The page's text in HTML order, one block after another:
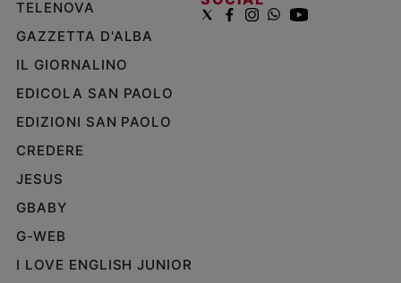
TELENOVA
GAZZETTA D'ALBA
IL GIORNALINO
EDICOLA SAN PAOLO
EDIZIONI SAN PAOLO
CREDERE
JESUS
GBABY
G-WEB
I LOVE ENGLISH JUNIOR